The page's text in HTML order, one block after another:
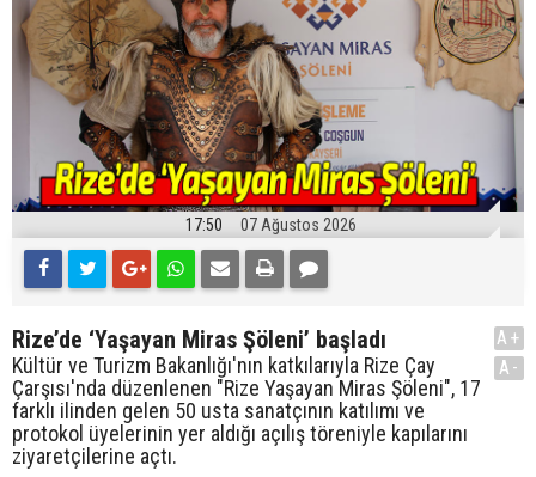
17:50 07 Ağustos 2026
Rize’de ‘Yaşayan Miras Şöleni’ başladı
Kültür ve Turizm Bakanlığı'nın katkılarıyla Rize Çay
Çarşısı'nda düzenlenen "Rize Yaşayan Miras Şöleni", 17
farklı ilinden gelen 50 usta sanatçının katılımı ve
protokol üyelerinin yer aldığı açılış töreniyle kapılarını
ziyaretçilerine açtı.
A+
A-